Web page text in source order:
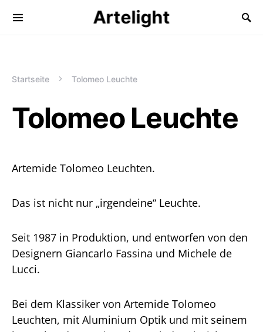
Artelight
Startseite Tolomeo Leuchte
Tolomeo Leuchte
Artemide Tolomeo Leuchten.
Das ist nicht nur „irgendeine“ Leuchte.
Seit 1987 in Produktion, und entworfen von den
Designern Giancarlo Fassina und Michele de
Lucci.
Bei dem Klassiker von Artemide Tolomeo
Leuchten, mit Aluminium Optik und mit seinem